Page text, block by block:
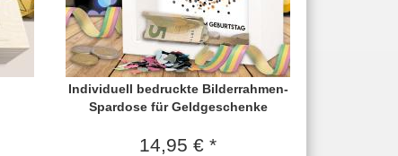
Individuell bedruckte Bilderrahmen-
Spardose für Geldgeschenke
14,95 € *